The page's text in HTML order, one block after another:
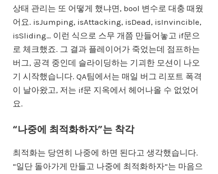
상태 관리는 또 어떻게 했냐면, bool 변수로 대충 때웠
어요. isJumping, isAttacking, isDead, isInvincible,
isSliding… 이런 식으로 스무 개쯤 만들어놓고 if문으
로 체크했죠. 그 결과 플레이어가 죽었는데 점프하는
버그, 공격 중인데 슬라이딩하는 기괴한 모션이 나오
기 시작했습니다. QA팀에서는 매일 버그 리포트 폭격
이 날아왔고, 저는 if문 지옥에서 헤어나올 수 없었어
요.
“나중에 최적화하자”는 착각
최적화는 당연히 나중에 하면 된다고 생각했습니다.
“일단 돌아가게 만들고 나중에 최적화하자”는 마음으